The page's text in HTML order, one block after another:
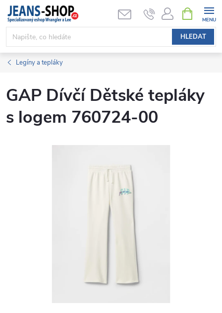
Přejít
obsah
HLEDAT
NÁKUPNÍ
KOŠÍK
Legíny a tepláky
GAP Dívčí Dětské tepláky
s logem 760724-00